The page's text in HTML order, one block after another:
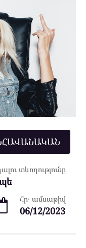
տևողությունը
Հր․ ամսաթիվ
06/12/2023